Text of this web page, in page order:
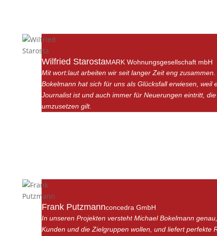
Wilfried StarostaMARK Wohnungsgesellschaft mbH
Mit wort:laut arbeiten wir seit langer Zeit eng zusammen.
Bokelmann hat sich für uns als Glücksfall erwiesen, weil
Journalist ist und auch immer für Neuerungen eintritt,
umzusetzen gilt.
Frank Putzmannconcedra GmbH
In unseren Projekten versteht Michael Bokelmann
Kunden und die Zielgruppen wollen, und liefert perfekte